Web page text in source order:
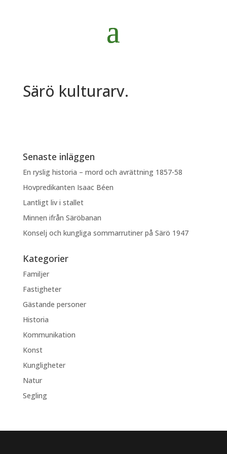
Särö kulturarv.
Senaste inläggen
En ryslig historia – mord och avrättning 1857-58
Hovpredikanten Isaac Béen
Lantligt liv i stallet
Minnen ifrån Säröbanan
Konselj och kungliga sommarrutiner på Särö 1947
Kategorier
Familjer
Fastigheter
Gästande personer
Historia
Kommunikation
Konst
Kungligheter
Natur
Segling